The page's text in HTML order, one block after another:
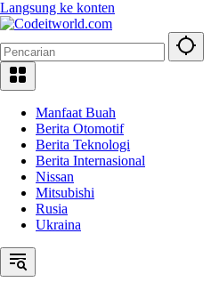
Langsung ke konten
Manfaat Buah
Berita Otomotif
Berita Teknologi
Berita Internasional
Nissan
Mitsubishi
Rusia
Ukraina